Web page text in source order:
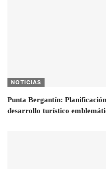
NOTICIAS
Punta Bergantín:
desarrollo turístico